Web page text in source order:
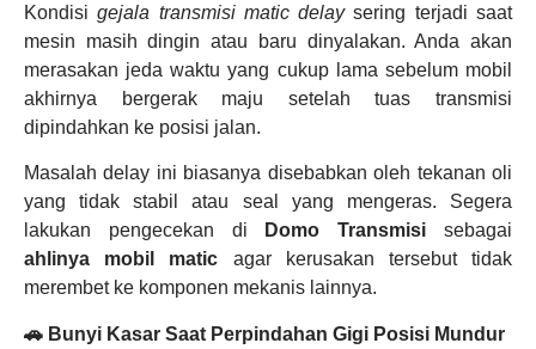
Kondisigejala transmisi matic delaysering terjadi saat
mesin masih dingin atau baru dinyalakan. Anda akan
merasakan jeda waktu yang cukup lama sebelum mobil
akhirnya bergerak maju setelah tuas transmisi
dipindahkan ke posisi jalan.
Masalah delay ini biasanya disebabkan oleh tekanan oli
yang tidak stabil atau seal yang mengeras. Segera
lakukan pengecekan di
Domo Transmisi sebagai
ahlinya mobil matic agar kerusakan tersebut tidak
merembet ke komponen mekanis lainnya.
🚗 Bunyi Kasar Saat Perpindahan Gigi Posisi Mundur